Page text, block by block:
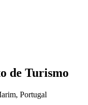
de Turismo
Portugal